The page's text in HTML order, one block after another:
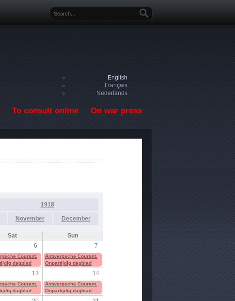
Search form
English
Français
Nederlands
To consult online On war press
1918
November December
Sat
Sun
6 7
Courant.
dagblad
Antwerpsche Courant.
Onpartijdig dagblad
13 14
Courant.
dagblad
Antwerpsche Courant.
Onpartijdig dagblad